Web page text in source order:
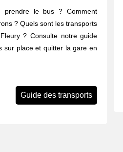
le bus ? Comment
? Quels sont les transports
? Consulte notre guide
sur place et quitter la gare en
Guide des transports